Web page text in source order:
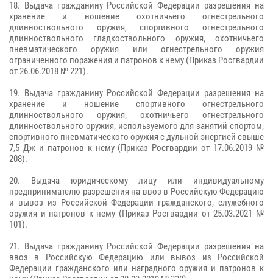
18. Выдача гражданину Российской Федерации разрешения на
хранение и ношение охотничьего огнестрельного
длинноствольного оружия, спортивного огнестрельного
длинноствольного гладкоствольного оружия, охотничьего
пневматического оружия или огнестрельного оружия
ограниченного поражения и патронов к нему (Приказ Росгвардии
от 26.06.2018 № 221).
19. Выдача гражданину Российской Федерации разрешения на
хранение и ношение спортивного огнестрельного
длинноствольного оружия, охотничьего огнестрельного
длинноствольного оружия, используемого для занятий спортом,
спортивного пневматического оружия с дульной энергией свыше
7,5 Дж и патронов к нему (Приказ Росгвардии от 17.06.2019 №
208).
20. Выдача юридическому лицу или индивидуальному
предпринимателю разрешения на ввоз в Российскую Федерацию
и вывоз из Российской Федерации гражданского, служебного
оружия и патронов к нему (Приказ Росгвардии от 25.03.2021 №
101).
21. Выдача гражданину Российской Федерации разрешения на
ввоз в Российскую Федерацию или вывоз из Российской
Федерации гражданского или наградного оружия и патронов к